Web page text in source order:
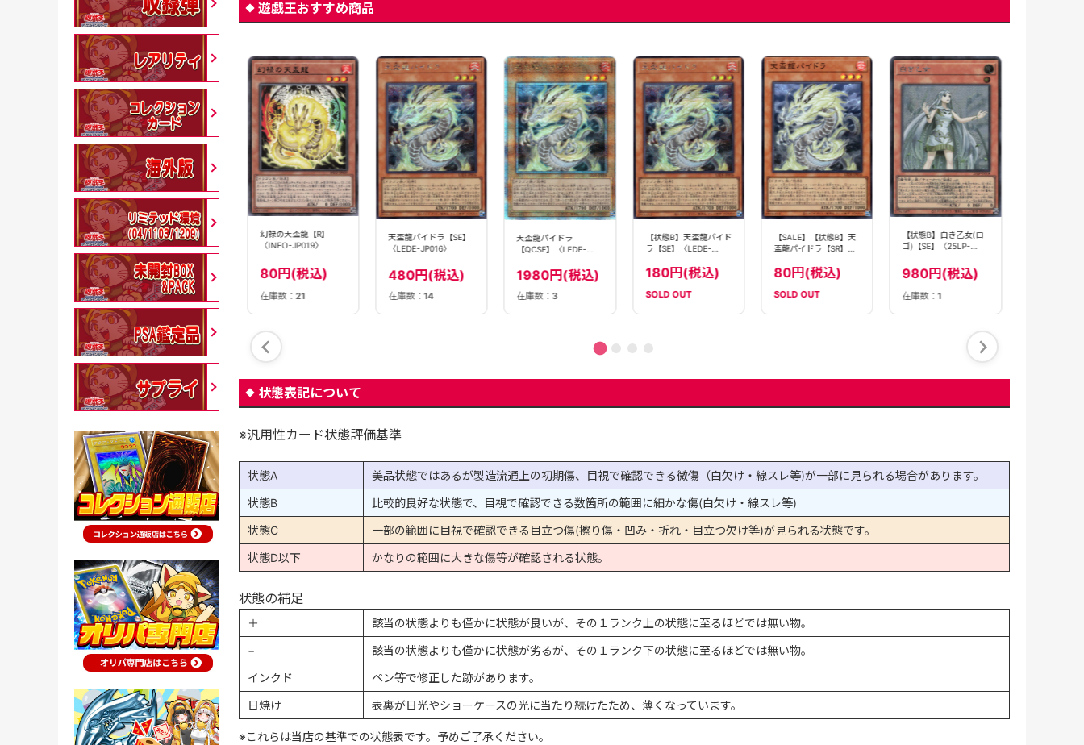
遊戯王おすすめ商品
【状態B】天盃龍パイド
ラ【QCSE】〈LEDE-
天盃龍ファドラ【N】
〈LEDE-JP017〉
50円(税込)
在庫数：15
幻禄の天盃龍【R】
〈INFO-JP019〉
80円(税込)
在庫数： 21
天盃龍パイドラ【SE】
〈LEDE-JP016〉
480円(税込)
在庫数：14
天盃龍パイドラ
【QCSE】〈LEDE-
1980円(税込)
在庫数： 3
【状態B】天盃龍パイド
ラ【SE】〈LEDE-
180円(税込)
SOLD OUT
【SALE】【状態B】天
盃龍パイドラ【SR】
80円(税込)
SOLD OUT
【状態B】白き乙女(ロ
ゴ)【SE】〈25LP-
980円(税込)
在庫数：1
状態表記について
※汎用性カード状態評価基準
状態A
美品状態ではあるが製造流通上の初期傷、目視で確認できる微傷（白欠け・線スレ等)が一部に見られる場合があります。
状態B
比較的良好な状態で、目視で確認できる数箇所の範囲に細かな傷(白欠け・線スレ等)
状態C
一部の範囲に目視で確認できる目立つ傷(擦り傷・凹み・折れ・目立つ欠け等)が見られる状態です。
状態D以下
かなりの範囲に大きな傷等が確認される状態。
状態の補足
＋
該当の状態よりも僅かに状態が良いが、その１ランク上の状態に至るほどでは無い物。
−
該当の状態よりも僅かに状態が劣るが、その１ランク下の状態に至るほどでは無い物。
インクド
ペン等で修正した跡があります。
日焼け
表裏が日光やショーケースの光に当たり続けたため、薄くなっています。
※これらは当店の基準での状態表です。予めご了承ください。